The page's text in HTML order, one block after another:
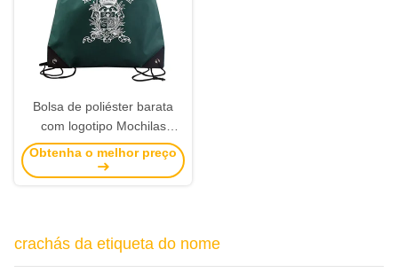
Bolsa de poliéster barata
com logotipo Mochilas
personalizadas
Obtenha o melhor preço
crachás da etiqueta do nome